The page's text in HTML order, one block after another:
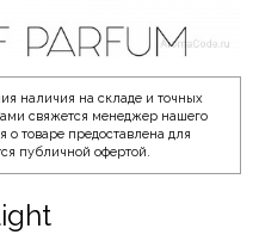
наличия на складе и точных
свяжется менеджер нашего
товаре предоставлена для
публичной офертой.